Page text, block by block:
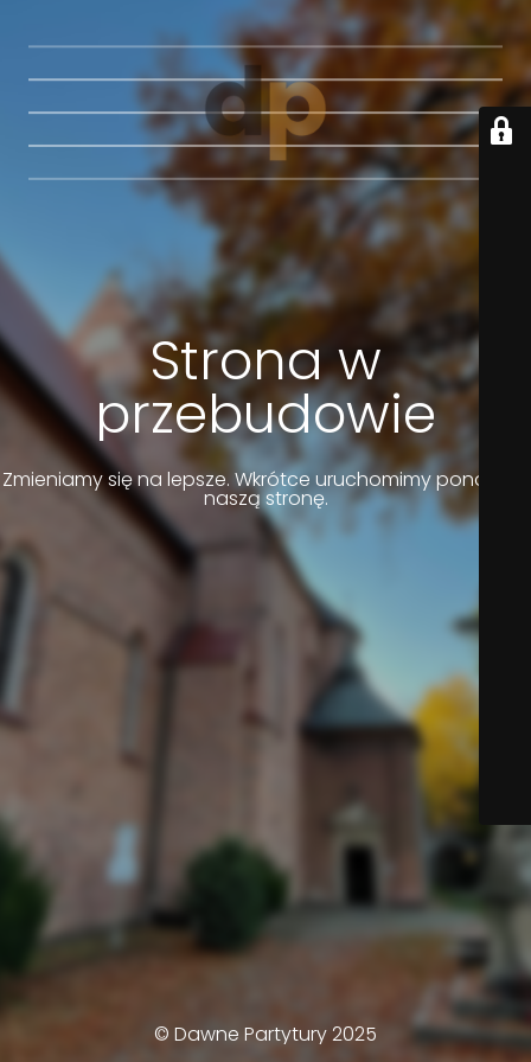
Strona w
przebudowie
Zmieniamy się na lepsze. Wkrótce uruchomimy ponownie
naszą stronę.
© Dawne Partytury 2025